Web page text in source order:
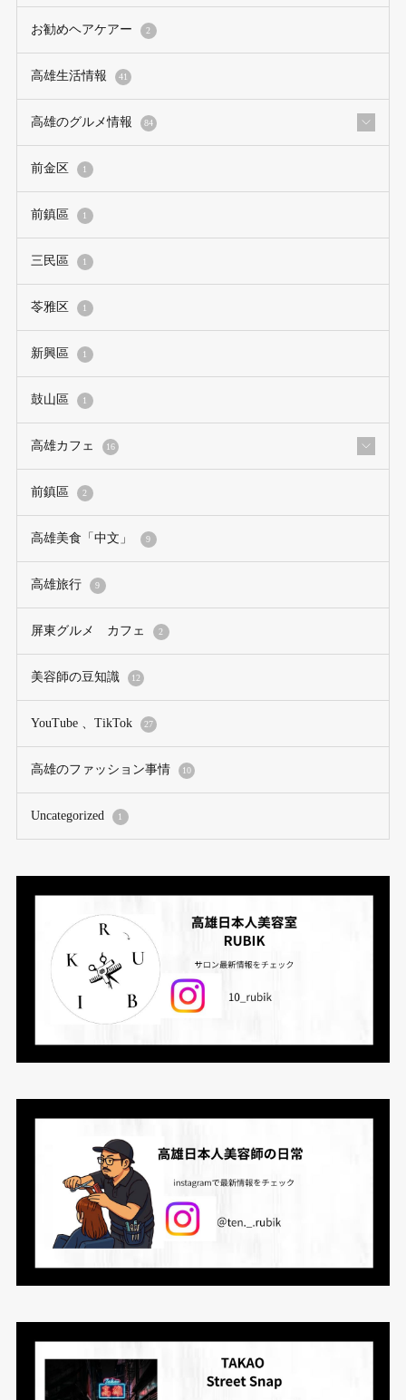
お勧めヘアケアー 2
高雄生活情報 41
高雄のグルメ情報 84
前金区 1
前鎮區 1
三民區 1
苓雅区 1
新興區 1
鼓山區 1
高雄カフェ 16
前鎮區 2
高雄美食「中文」 9
高雄旅行 9
屏東グルメ カフェ 2
美容師の豆知識 12
YouTube 、TikTok 27
高雄のファッション事情 10
Uncategorized 1